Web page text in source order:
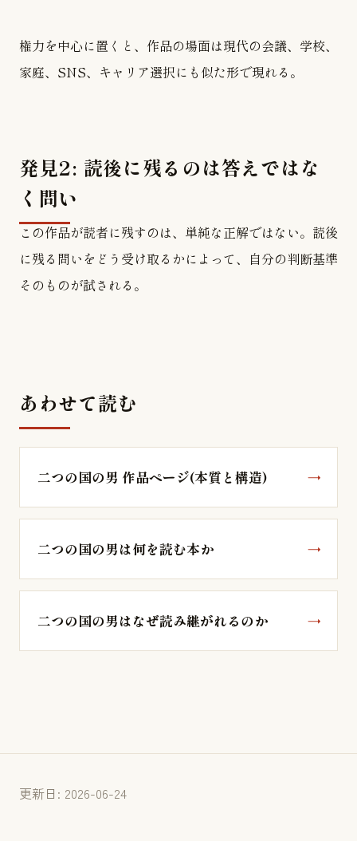
権力を中心に置くと、作品の場面は現代の会議、学校、
家庭、SNS、キャリア選択にも似た形で現れる。
発見2: 読後に残るのは答えではな
く問い
この作品が読者に残すのは、単純な正解ではない。読後
に残る問いをどう受け取るかによって、自分の判断基準
そのものが試される。
あわせて読む
二つの国の男 作品ページ(本質と構造)
二つの国の男は何を読む本か
二つの国の男はなぜ読み継がれるのか
更新日: 2026-06-24